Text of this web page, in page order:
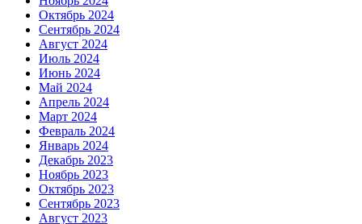
Октябрь 2024
Сентябрь 2024
Август 2024
Июль 2024
Июнь 2024
Май 2024
Апрель 2024
Март 2024
Февраль 2024
Январь 2024
Декабрь 2023
Ноябрь 2023
Октябрь 2023
Сентябрь 2023
Август 2023